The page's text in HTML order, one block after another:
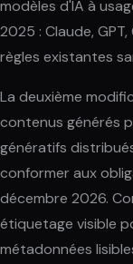
modèles d'IA à
2025 : Claude,
règles existantes
La deuxième
contenus générés
génératifs
conformer aux
décembre 2026.
étiquetage visible
métadonnées